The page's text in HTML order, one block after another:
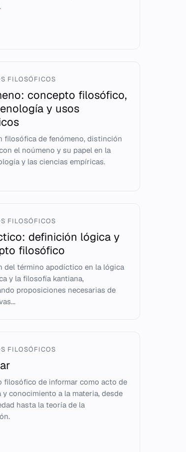
FILOSÓFICOS
concepto filosófico,
y usos
filosófica de fenómeno, distinción
el noúmeno y su papel en la
y las ciencias empíricas.
FILOSÓFICOS
definición lógica y
filosófico
del término apodíctico en la lógica
y la filosofía kantiana,
proposiciones necesarias de
FILOSÓFICOS
filosófico de informar como acto de
y conocimiento a la materia, desde
hasta la teoría de la